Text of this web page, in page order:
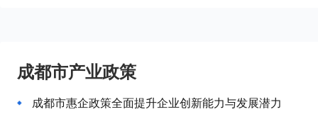
成都市产业政策
成都市惠企政策全面提升企业创新能力与发展潜力